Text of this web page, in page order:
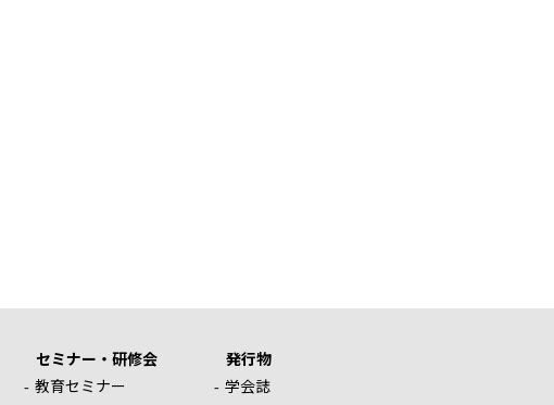
セミナー・研修会
教育セミナー
発行物
学会誌